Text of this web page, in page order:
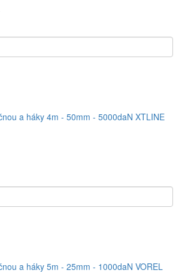
a háky 4m - 50mm - 5000daN XTLINE
a háky 5m - 25mm - 1000daN VOREL